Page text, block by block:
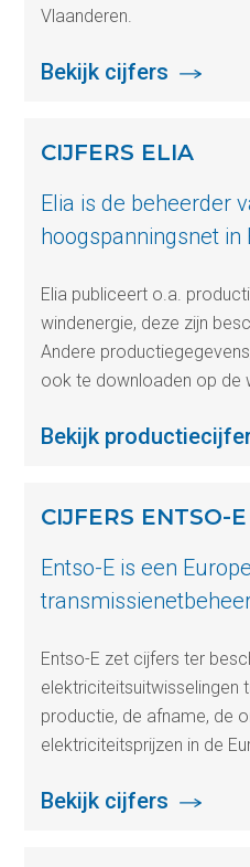
Vlaanderen.
Bekijk cijfers
CIJFERS ELIA
Elia is de beheerder
hoogspanningsnet in
Elia publiceert o.a.
windenergie, deze zijn
Andere
ook te downloaden op de
Bekijk
CIJFERS ENTSO-E
Entso-E is een
Entso-E zet cijfers ter
elektriciteitsuitwisselingen
productie, de afname, de
elektriciteitsprijzen in de
Bekijk cijfers